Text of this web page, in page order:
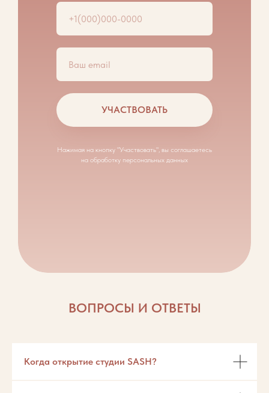
УЧАСТВОВАТЬ
Нажимая на кнопку "Участвовать", вы соглашаетесь
на обработку персональных данных
ВОПРОСЫ И ОТВЕТЫ
Когда открытие студии SASH?